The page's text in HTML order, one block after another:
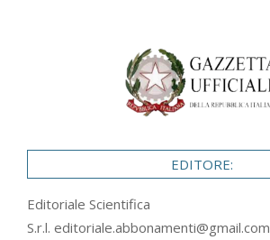
EDITORE:
Editoriale Scientifica
S.r.l. editoriale.abbonamenti@gmail.com